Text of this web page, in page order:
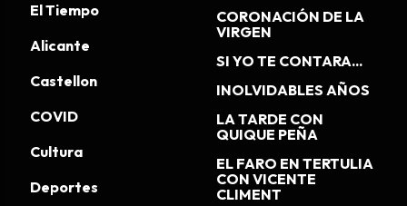
El Tiempo
Alicante
Castellon
COVID
Cultura
Deportes
CORONACIÓN DE LA
VIRGEN
SI YO TE CONTARA...
INOLVIDABLES AÑOS
LA TARDE CON
QUIQUE PEÑA
EL FARO EN TERTULIA
CON VICENTE
CLIMENT